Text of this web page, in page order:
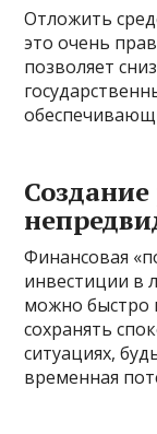
Отложить
это очень
позволяет
Создание
Финансовая
инвестиции в
можно быстро
сохранять
ситуациях,
временная